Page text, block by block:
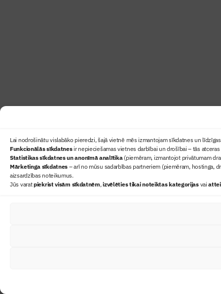
Lai nodrošinātu vislabāko pieredzi, šajā vietnē mēs izmantojam sīkdatnes un
Funkcionālās sīkdatnesir nepieciešamas vietnes darbībai un drošībai – tās
Statistikas sīkdatnes un anonīmā analītika(piemēram, izmantojot privātumam
Mārketinga sīkdatnes – arī no mūsu sadarbības partneriem (piemēram, hostinga,
aizsardzības noteikumus.
Jūs varatpiekrist visām sīkdatnēm,izvēlēties tikai noteiktas kategorijasvai